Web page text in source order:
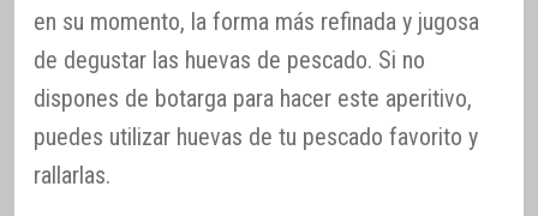
en su momento, la forma más refinada y jugosa
de degustar las huevas de pescado. Si no
dispones de botarga para hacer este aperitivo,
puedes utilizar huevas de tu pescado favorito y
rallarlas.